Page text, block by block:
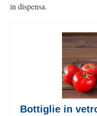
in dispensa.
Bottiglie in